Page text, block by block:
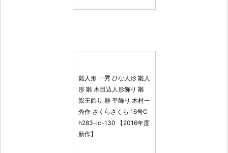
雛人形 一秀 ひな人形 雛人
形 雛 木目込人形飾り 雛
親王飾り 雛 平飾り 木村一
秀作 さくらさくら 16号C
h283-ic-130 【2016年度
新作】